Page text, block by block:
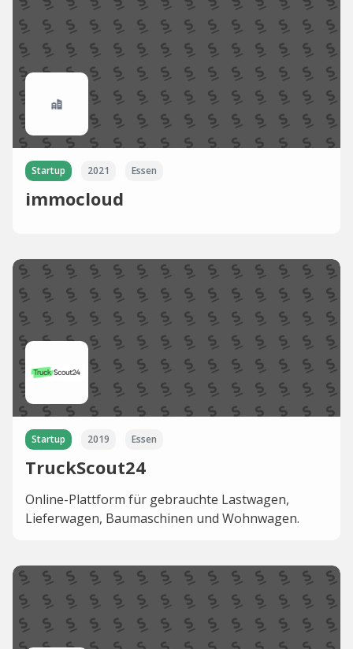
Startup 2021 Essen
immocloud
Startup 2019 Essen
TruckScout24
Online-Plattform für gebrauchte Lastwagen,
Lieferwagen, Baumaschinen und Wohnwagen.